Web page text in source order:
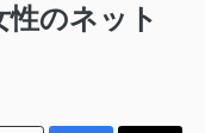
のネット